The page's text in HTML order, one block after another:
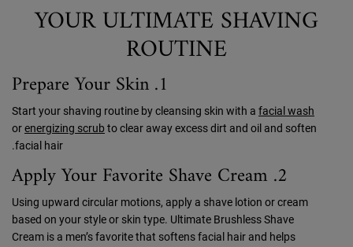
YOUR ULTIMATE SHAVING
ROUTINE
1. Prepare Your Skin
Start your shaving routine by cleansing skin with a facial wash
orenergizing scrub to clear away excess dirt and oil and soften
facial hair.
2. Apply Your Favorite Shave Cream
Using upward circular motions, apply a shave lotion or cream
based on your style or skin type. Ultimate Brushless Shave
Cream is a men’s favorite that softens facial hair and helps